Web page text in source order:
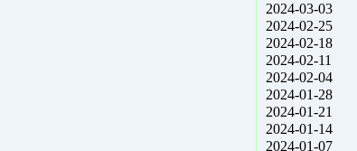
2024-03-03
2024-02-25
2024-02-18
2024-02-11
2024-02-04
2024-01-28
2024-01-21
2024-01-14
2024-01-07